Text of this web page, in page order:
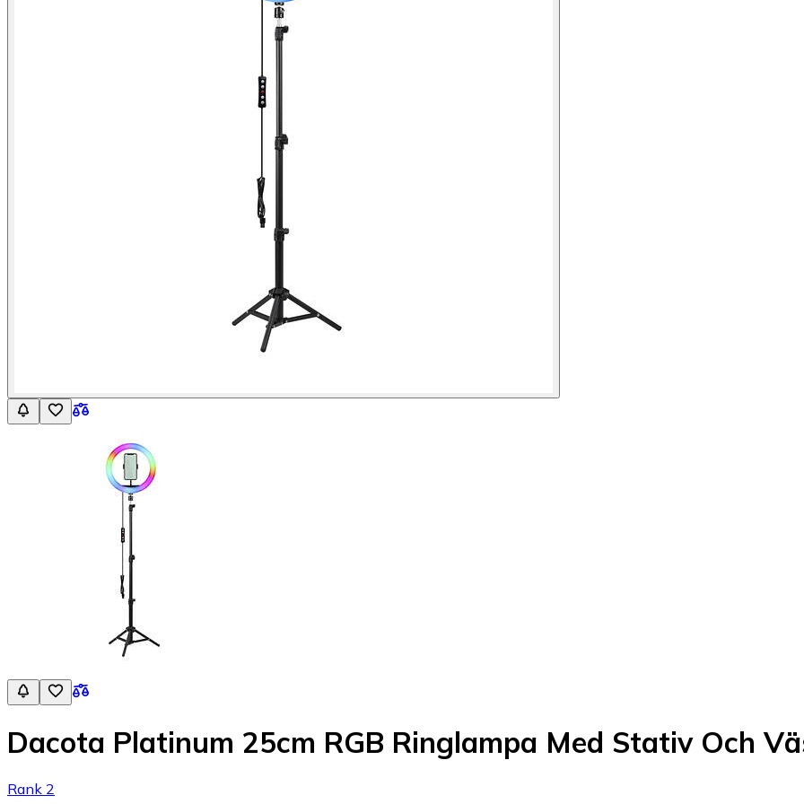
Dacota Platinum 25cm RGB Ringlampa Med Stativ Och
Rank 2